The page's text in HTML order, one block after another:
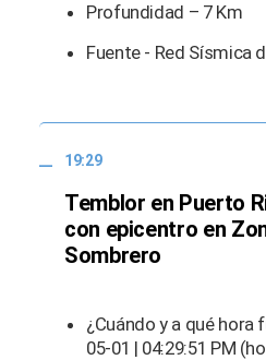
Profundidad – 7 Km
Fuente - Red Sísmica
19:29
Temblor en Puerto
con epicentro en
Sombrero
¿Cuándo y a qué hora
05-01 | 04:29:51 PM